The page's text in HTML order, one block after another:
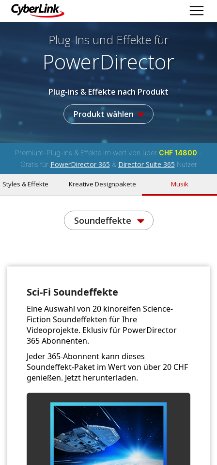
Plug-Ins und Effekte für
PowerDirector
Plug-ins & Effekte nach Produkt
Produkt wählen
Premium-Plug-ins & Effekte im wert von über CHF 14800 -
Gratis für PowerDirector 365 & Director Suite 365 Nutzer
Styles & Effekte Kreative Designpakete Musik
Soundeffekte
Sci-Fi Soundeffekte
Eine Auswahl von 20 kinoreifen Science-
Fiction Soundeffekten für Ihre
Videoprojekte. Eklusiv für PowerDirector
365 Abonnenten.
Jeder 365-Abonnent kann dieses
Soundeffekt-Paket im Wert von über 20 CHF
genießen. Jetzt herunterladen.